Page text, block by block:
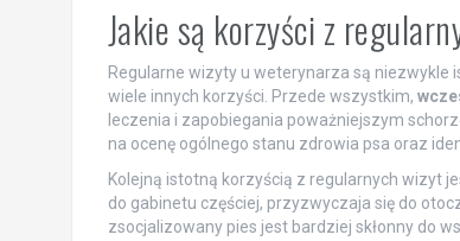
Jakie są korzyści z
Regularne wizyty u weterynarza są
wiele innych korzyści. Przede wszystkim,
leczenia i zapobiegania poważniejszym
na ocenę ogólnego stanu zdrowia psa oraz
Kolejną istotną korzyścią z regularnych wizyt
do gabinetu częściej, przyzwyczaja się do
zsocjalizowany pies jest bardziej skłonny do